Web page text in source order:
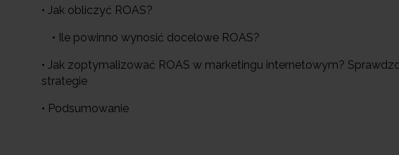
• Jak obliczyć ROAS?
• Ile powinno wynosić docelowe ROAS?
• Jak zoptymalizować ROAS w marketingu internetowym?
strategie
• Podsumowanie